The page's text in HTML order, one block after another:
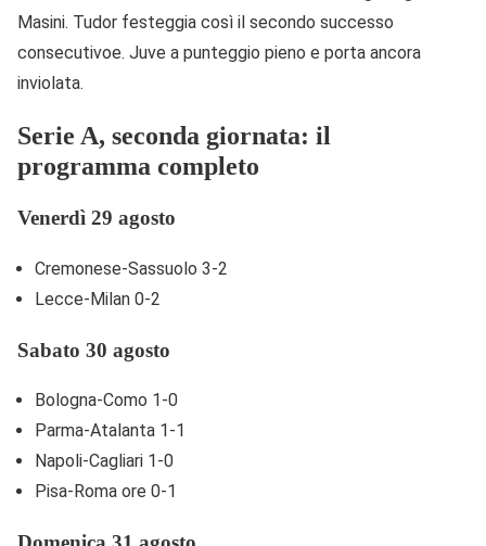
Masini. Tudor festeggia così il secondo successo
consecutivoe. Juve a punteggio pieno e porta ancora
inviolata.
Serie A, seconda giornata: il
programma completo
Venerdì 29 agosto
Cremonese-Sassuolo 3-2
Lecce-Milan 0-2
Sabato 30 agosto
Bologna-Como 1-0
Parma-Atalanta 1-1
Napoli-Cagliari 1-0
Pisa-Roma ore 0-1